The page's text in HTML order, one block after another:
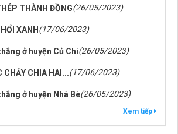
THÀNH ĐỒNG(26/05/2023)
XANH (17/06/2023)
ở huyện Củ Chi(26/05/2023)
CHẢY CHIA HAI...(17/06/2023)
ở huyện Nhà Bè(26/05/2023)
Xem tiếp